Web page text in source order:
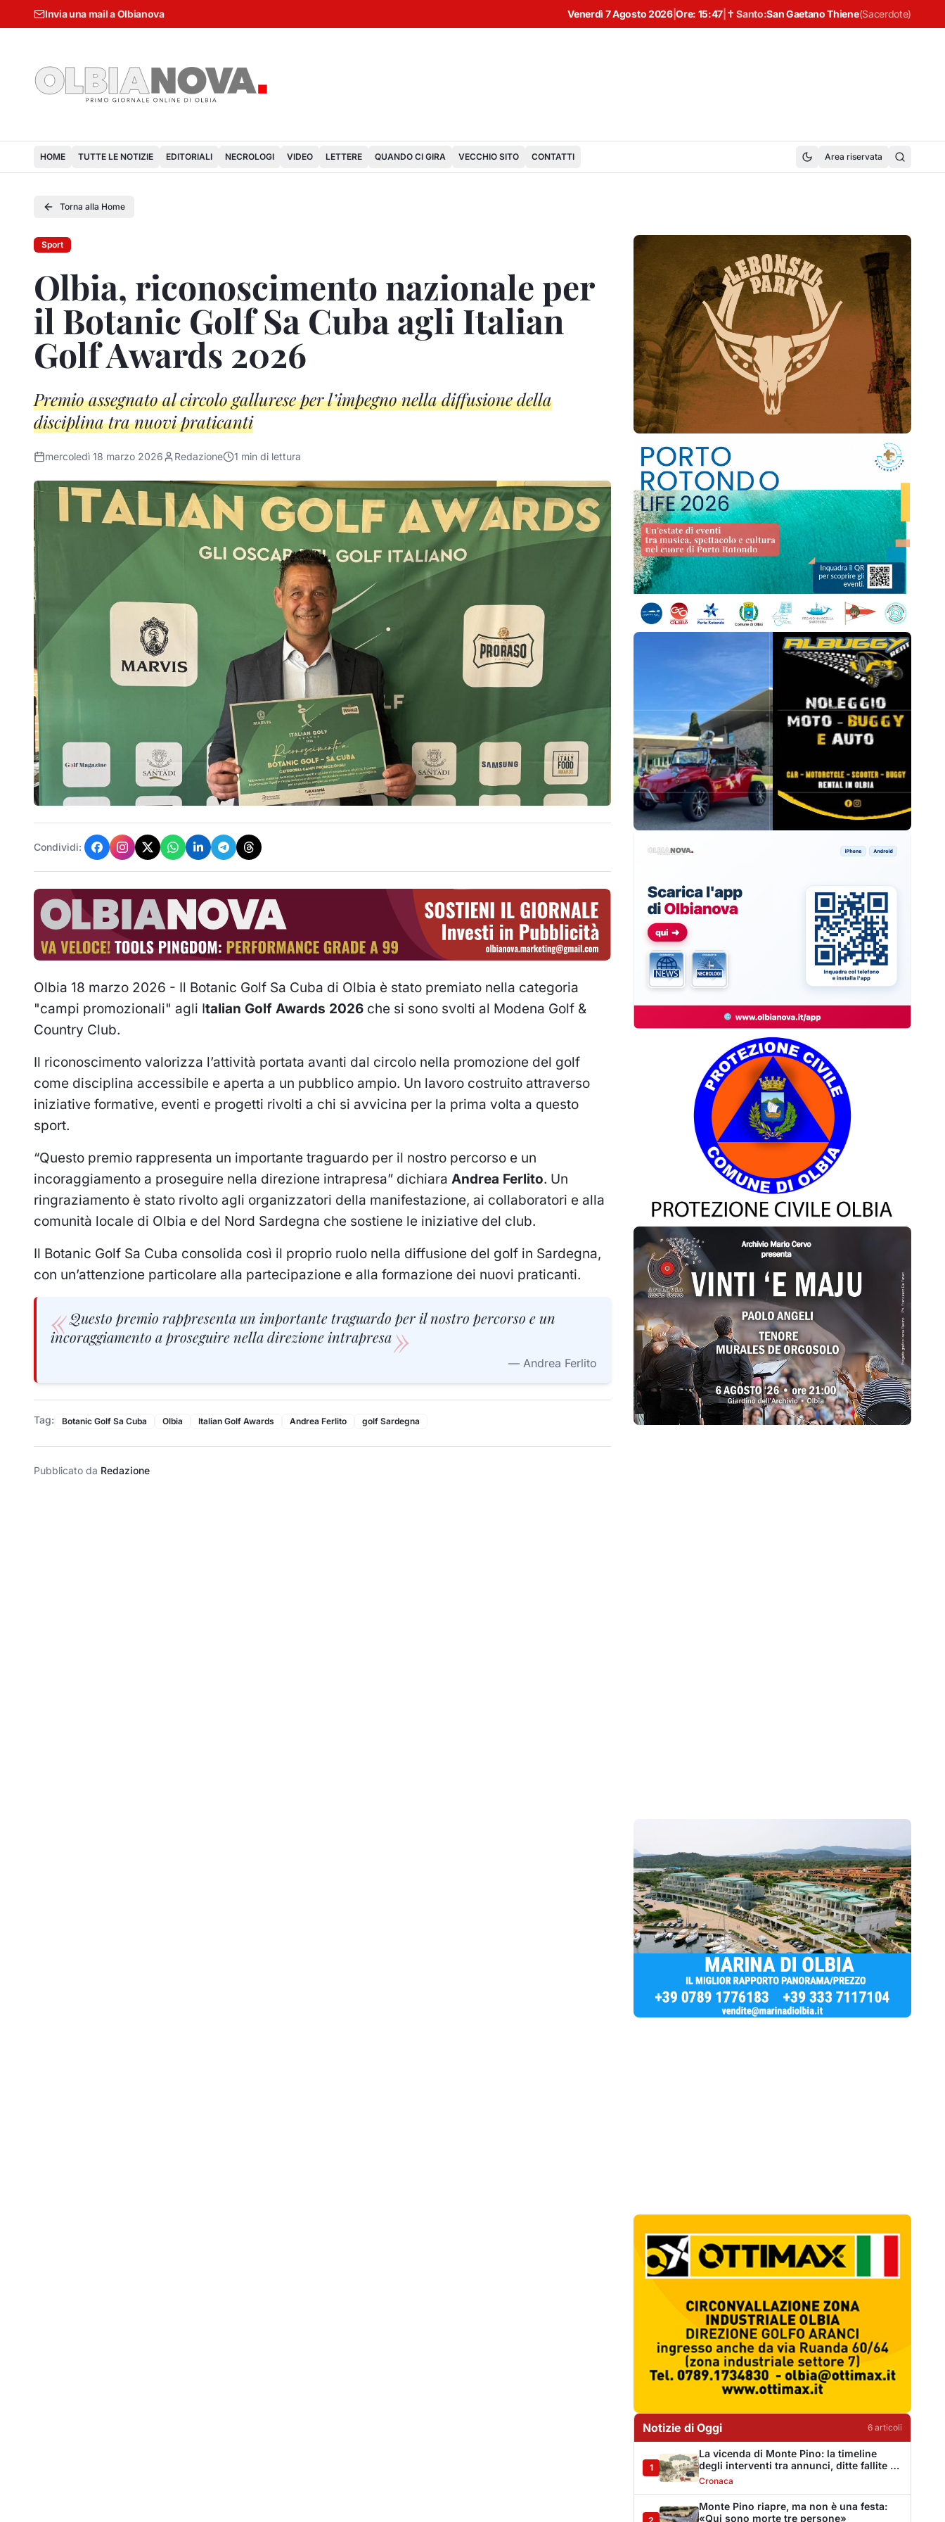
Invia una mail a Olbianova Venerdì 7 Agosto 2026|Ore: 15:47 ✝ Santo:San Gaetano Thiene(Sacerdote)
HOME TUTTE LE NOTIZIE EDITORIALI NECROLOGI VIDEO LETTERE QUANDO CI GIRA VECCHIO SITO CONTATTI Area riservata
Torna alla Home
Sport
Olbia, riconoscimento nazionale per
il Botanic Golf Sa Cuba agli Italian
Golf Awards 2026
Premio assegnato al circolo gallurese per l’impegno nella diffusione della
disciplina tra nuovi praticanti
mercoledì 18 marzo 2026 Redazione 1 min di lettura
Condividi:
Olbia 18 marzo 2026 - Il Botanic Golf Sa Cuba di Olbia è stato premiato nella categoria
"campi promozionali" agli Italian Golf Awards 2026 che si sono svolti al Modena Golf &
Country Club.
Il riconoscimento valorizza l’attività portata avanti dal circolo nella promozione del golf
come disciplina accessibile e aperta a un pubblico ampio. Un lavoro costruito attraverso
iniziative formative, eventi e progetti rivolti a chi si avvicina per la prima volta a questo
sport.
“Questo premio rappresenta un importante traguardo per il nostro percorso e un
incoraggiamento a proseguire nella direzione intrapresa” dichiara Andrea Ferlito. Un
ringraziamento è stato rivolto agli organizzatori della manifestazione, ai collaboratori e alla
comunità locale di Olbia e del Nord Sardegna che sostiene le iniziative del club.
Il Botanic Golf Sa Cuba consolida così il proprio ruolo nella diffusione del golf in Sardegna,
con un’attenzione particolare alla partecipazione e alla formazione dei nuovi praticanti.
«Questo premio rappresenta un importante traguardo per il nostro percorso e un
incoraggiamento a proseguire nella direzione intrapresa»
— Andrea Ferlito
Tag: Botanic Golf Sa Cuba Olbia Italian Golf Awards Andrea Ferlito golf Sardegna
Pubblicato da Redazione
Notizie di Oggi 6articoli
1
La vicenda di Monte Pino: la timeline
degli interventi tra annunci, ditte fallite e i
tanti stop
Cronaca
Monte Pino riapre, ma non è una festa:
«Qui sono morte tre persone»